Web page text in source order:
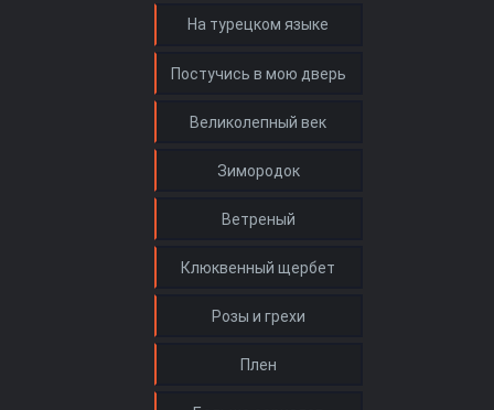
На турецком языке